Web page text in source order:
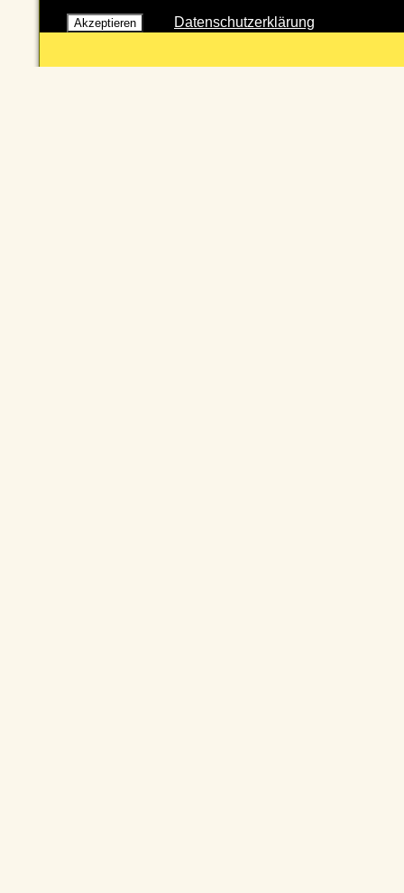
Akzeptieren Datenschutzerklärung